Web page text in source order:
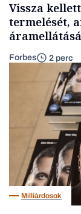
Vissza
termelését,
Forbes 2 perc
Milliárdosok